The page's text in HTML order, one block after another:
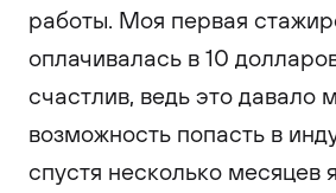
работы. Моя первая
оплачивалась в 10
счастлив, ведь это давало
возможность попасть в
спустя несколько месяцев